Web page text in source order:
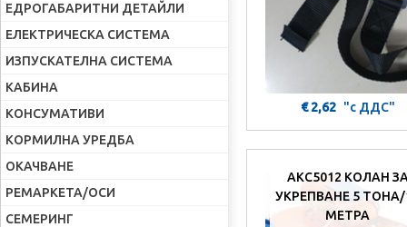
ЕДРОГАБАРИТНИ ДЕТАЙЛИ
ЕЛЕКТРИЧЕСКА СИСТЕМА
ИЗПУСКАТЕЛНА СИСТЕМА
КАБИНА
КОНСУМАТИВИ
КОРМИЛНА УРЕДБА
ОКАЧВАНЕ
РЕМАРКЕТА/ОСИ
СЕМЕРИНГ
€ 2,62 "с ДДС"
AKC5012 КОЛАН
УКРЕПВАНЕ 5 ТОНА/
МЕТРА